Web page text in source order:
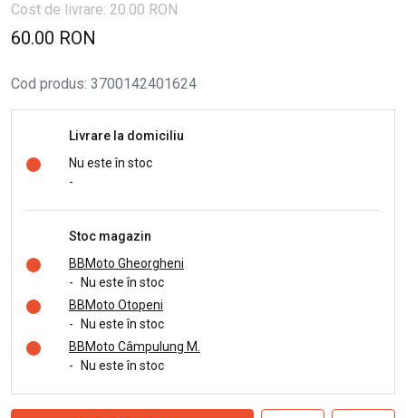
Cost de livrare: 20.00 RON
60.00 RON
Cod produs: 3700142401624
Livrare la domiciliu
Nu este în stoc
-
Stoc magazin
BBMoto Gheorgheni
-
Nu este în stoc
BBMoto Otopeni
-
Nu este în stoc
BBMoto Câmpulung M.
-
Nu este în stoc